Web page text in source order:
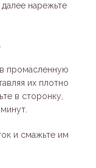
нарежьте
промасленную
их плотно
в сторонку,
и смажьте им